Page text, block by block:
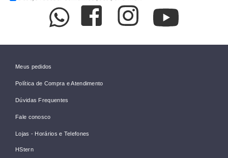
Meus pedidos
Política de Compra e Atendimento
Dúvidas Frequentes
Fale conosco
Lojas - Horários e Telefones
HStern